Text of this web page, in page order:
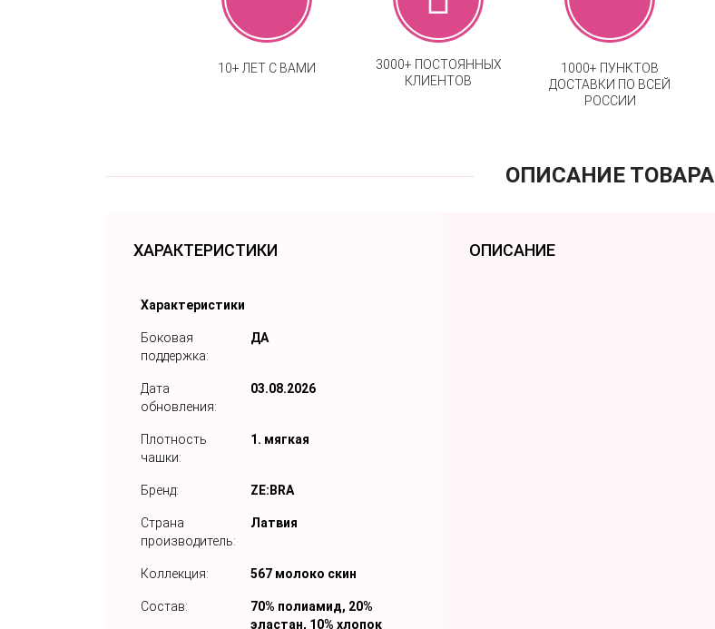
10+ ЛЕТ С ВАМИ
3000+ ПОСТОЯННЫХ
КЛИЕНТОВ
1000+ ПУНКТОВ
ДОСТАВКИ ПО ВСЕЙ
РОССИИ
ОПИСАНИЕ ТОВАРА
ХАРАКТЕРИСТИКИ
Характеристики
Боковая
поддержка:
ДА
Дата
обновления:
03.08.2026
Плотность
чашки:
1. мягкая
Бренд: ZE:BRA
Страна
производитель:
Латвия
Коллекция: 567 молоко скин
Состав:
70% полиамид, 20%
эластан, 10% хлопок
ОПИСАНИЕ